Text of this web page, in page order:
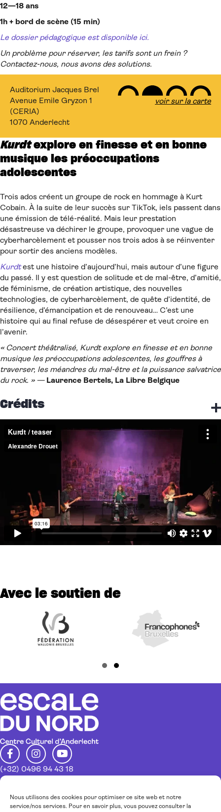
Nous utilisons des cookies pour optimiser ce site web et notre
service/nos services. Pour en savoir plus, vous pouvez consulter la
12—18 ans
1h + bord de scène (15 min)
Le dossier pédagogique est disponible ici.
Un problème pour réserver, les tarifs sont un frein ?
Contactez-nous, nous avons des solutions.
Auditorium Jacques Brel
Avenue Emile Gryzon 1
(CERIA)
1070 Anderlecht
voir sur la carte
Kurdtexplore en finesse et en bonne
musique les préoccupations
adolescentes
Trois ados créent un groupe de rock en hommage à Kurt
Cobain. À la suite de leur succès sur TikTok, iels passent dans
une émission de télé-réalité. Mais leur prestation
désastreuse va déchirer le groupe, provoquer une vague de
cyberharcèlement et pousser nos trois ados à se réinventer
pour sortir des anciens modèles.
Kurdtest une histoire d’aujourd’hui, mais autour d’une figure
du passé. Il y est question de solitude et de mal-être, d’amitié,
de féminisme, de création artistique, des nouvelles
technologies, de cyberharcèlement, de quête d’identité, de
résilience, d’émancipation et de renouveau… C’est une
histoire qui au final refuse de désespérer et veut croire en
l’avenir.
« Concert théâtralisé, Kurdt explore en finesse et en bonne
musique les préoccupations adolescentes, les gouffres à
traverser, les méandres du mal-être et la puissance salvatrice
du rock. » — Laurence Bertels, La Libre Belgique
Crédits
Avec le soutien de
(+32) 0496 94 43 18
info@escaledunord.net
Restez au courant de nos activités